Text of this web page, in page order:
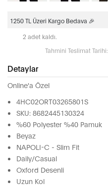
1250 TL Üzeri Kargo Bedava 🎉
2 adet kaldı.
Tahmini Teslimat Tarihi:
Detaylar
Online'a Özel
4HC02ORT03265801S
SKU: 8682445130324
%60 Polyester %40 Pamuk
Beyaz
NAPOLI-C - Slim Fit
Daily/Casual
Oxford Desenli
Uzun Kol